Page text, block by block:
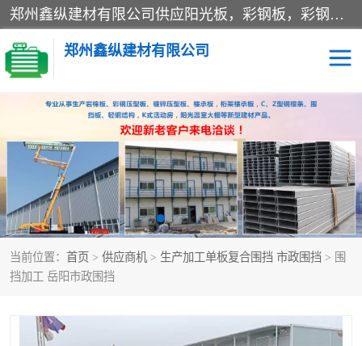
郑州鑫纵建材有限公司供应阳光板，彩钢板，彩钢钢构工程是一家集生产销售租赁安装于一体的企业，主要生产PC采光板，耐力板，仿古琉璃采光板，岩棉板、彩钢压型板、镀锌压型板、桁架楼承板，C、Z型钢檩条、围挡板、轻钢结构，阳光温室大棚等新型建材产品。公司旗下有多台移动式高空压瓦机租赁，承接全国各地业务，专业对外租赁各种型号压瓦机。
郑州鑫纵建材有限公司
当前位置： 首页 > 供应商机 > 生产加工单板复合围挡 市政围挡 > 围
挡加工 岳阳市政围挡
高空瓦机租赁 ASA合成树脂仿古瓦
CZ型钢 FRP采光板
PC多层板 PC耐力板
建筑围挡 楼层板
岩棉板 钢结构配件